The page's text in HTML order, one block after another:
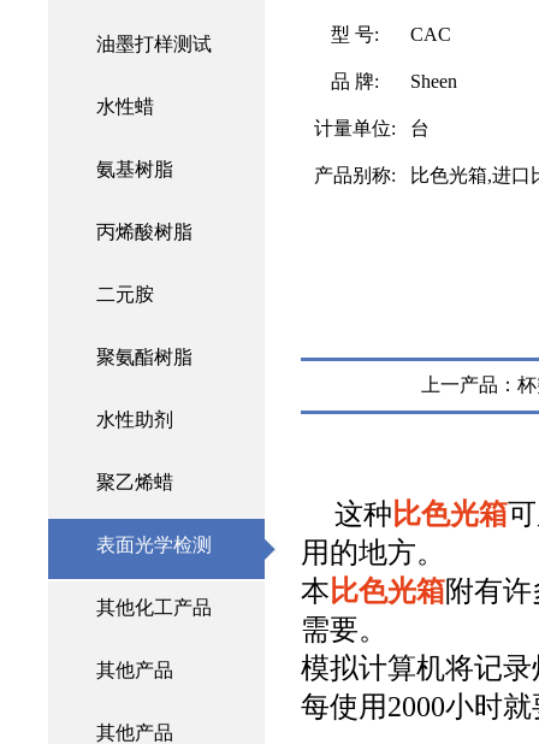
油墨打样测试
水性蜡
氨基树脂
丙烯酸树脂
二元胺
聚氨酯树脂
水性助剂
聚乙烯蜡
表面光学检测
其他化工产品
其他产品
其他产品
型 号: CAC
品 牌: Sheen
计量单位: 台
产品别称: 比色光箱,进口
上一产品：
这种 比色光箱
用的地方。
本 比色光箱附有
需要。
模拟计算机将记
每使用2000小时